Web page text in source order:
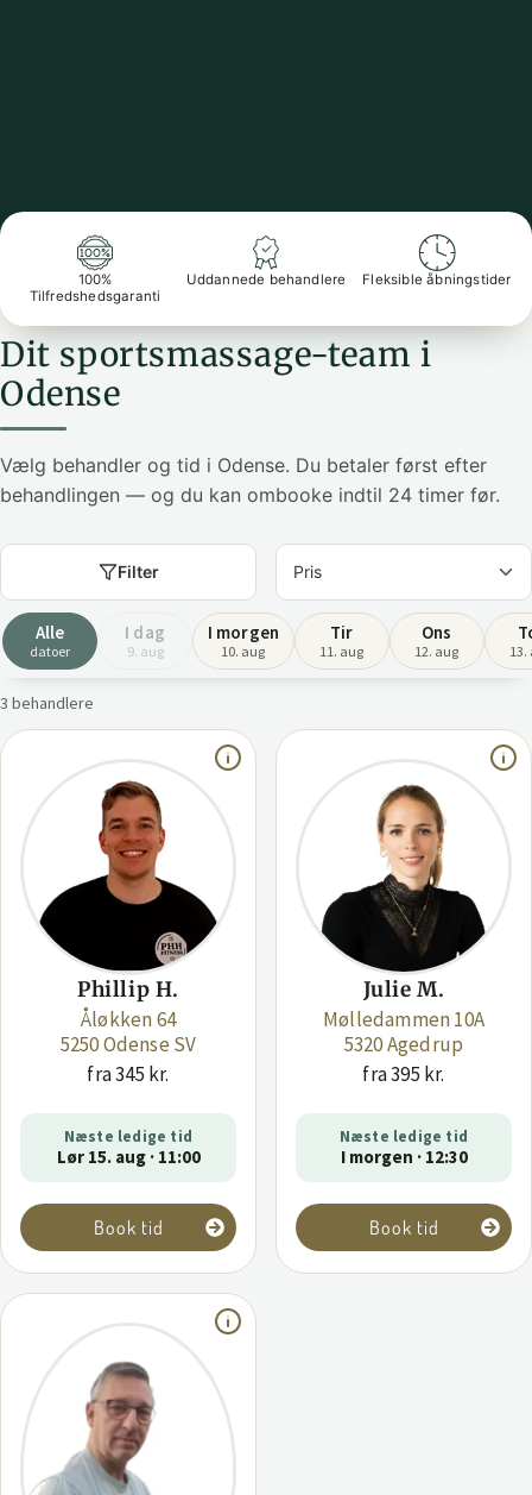
100%
Tilfredshedsgaranti
Uddannede behandlere Fleksible åbningstider
Dit sportsmassage-team i
Odense
Vælg behandler og tid i Odense. Du betaler først efter
behandlingen — og du kan ombooke indtil 24 timer før.
Filter
Alle
datoer
I dag
9. aug
I morgen
10. aug
Tir
11. aug
Ons
12. aug 13.
3 behandlere
Phillip H.
Åløkken 64
5250 Odense SV
fra 345 kr.
Næste ledige tid
Lør 15. aug · 11:00
Book tid
Julie M.
Mølledammen 10A
5320 Agedrup
fra 395 kr.
Næste ledige tid
I morgen · 12:30
Book tid